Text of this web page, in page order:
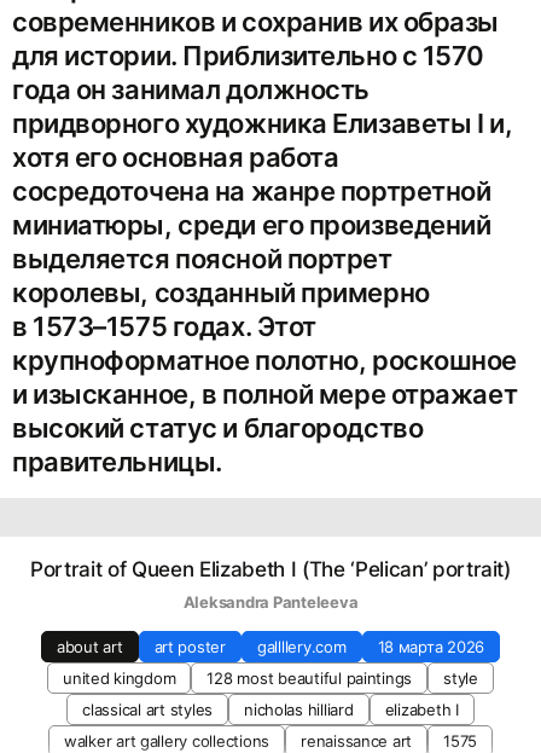
современников и сохранив их образы
для истории. Приблизительно с 1570
года он занимал должность
придворного художника Елизаветы I и,
хотя его основная работа
сосредоточена на жанре портретной
миниатюры, среди его произведений
выделяется поясной портрет
королевы, созданный примерно
в 1573–1575 годах. Этот
крупноформатное полотно, роскошное
и изысканное, в полной мере отражает
высокий статус и благородство
правительницы.
Portrait of Queen Elizabeth I (The ‘Pelican’ portrait)
Aleksandra Panteleeva
about art art poster gallllery.com
18 марта 2026
united kingdom
128 most beautiful paintings
style
classical art styles
nicholas hilliard
elizabeth I
walker art gallery collections
renaissance art
1575